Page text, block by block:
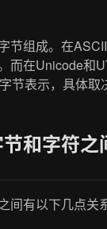
节组成。在
而在Unicode和
节表示，具体取
和字符之
间有以下几点关